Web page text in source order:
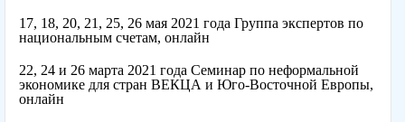
17, 18, 20, 21, 25, 26 мая 2021 года Группа экспертов по
национальным счетам, онлайн
22, 24 и 26 марта 2021 года Семинар по неформальной
экономике для стран ВЕКЦА и Юго-Восточной Европы,
онлайн